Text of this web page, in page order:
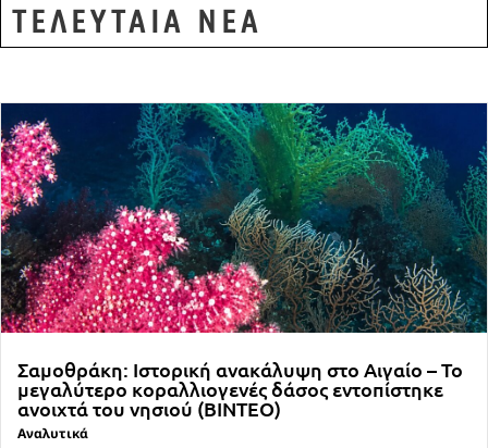
ΤΕΛΕΥΤΑΙΑ ΝΕΑ
Σαμοθράκη: Ιστορική ανακάλυψη στο Αιγαίο – Το
μεγαλύτερο κοραλλιογενές δάσος εντοπίστηκε
ανοιχτά του νησιού (ΒΙΝΤΕΟ)
Αναλυτικά